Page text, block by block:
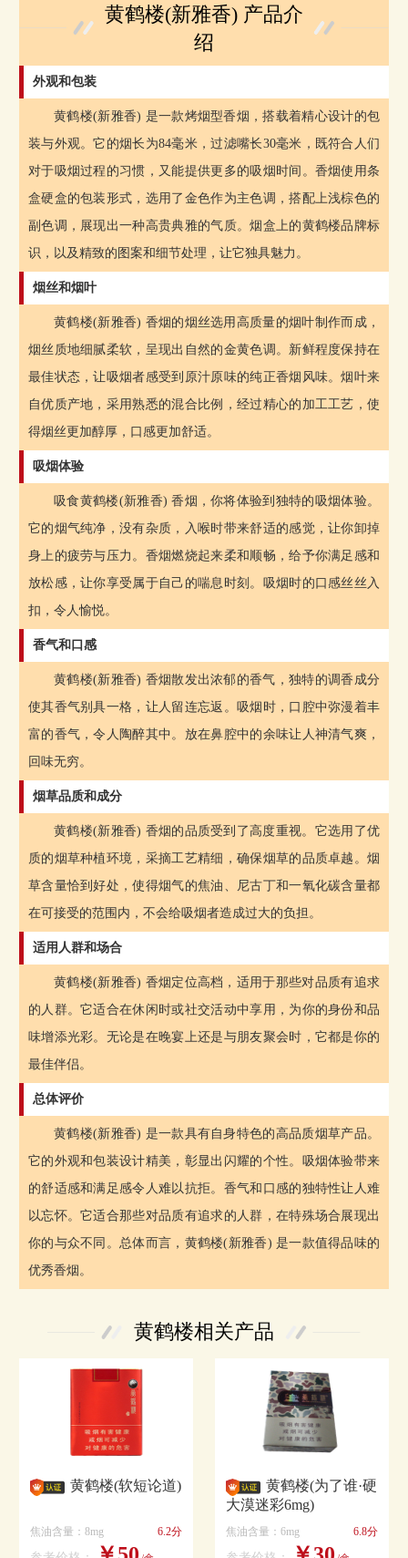
黄鹤楼(新雅香) 产品介
绍
外观和包装
黄鹤楼(新雅香) 是一款烤烟型香烟，搭载着精心设计的包
装与外观。它的烟长为84毫米，过滤嘴长30毫米，既符合人们
对于吸烟过程的习惯，又能提供更多的吸烟时间。香烟使用条
盒硬盒的包装形式，选用了金色作为主色调，搭配上浅棕色的
副色调，展现出一种高贵典雅的气质。烟盒上的黄鹤楼品牌标
识，以及精致的图案和细节处理，让它独具魅力。
烟丝和烟叶
黄鹤楼(新雅香) 香烟的烟丝选用高质量的烟叶制作而成，
烟丝质地细腻柔软，呈现出自然的金黄色调。新鲜程度保持在
最佳状态，让吸烟者感受到原汁原味的纯正香烟风味。烟叶来
自优质产地，采用熟悉的混合比例，经过精心的加工工艺，使
得烟丝更加醇厚，口感更加舒适。
吸烟体验
吸食黄鹤楼(新雅香) 香烟，你将体验到独特的吸烟体验。
它的烟气纯净，没有杂质，入喉时带来舒适的感觉，让你卸掉
身上的疲劳与压力。香烟燃烧起来柔和顺畅，给予你满足感和
放松感，让你享受属于自己的喘息时刻。吸烟时的口感丝丝入
扣，令人愉悦。
香气和口感
黄鹤楼(新雅香) 香烟散发出浓郁的香气，独特的调香成分
使其香气别具一格，让人留连忘返。吸烟时，口腔中弥漫着丰
富的香气，令人陶醉其中。放在鼻腔中的余味让人神清气爽，
回味无穷。
烟草品质和成分
黄鹤楼(新雅香) 香烟的品质受到了高度重视。它选用了优
质的烟草种植环境，采摘工艺精细，确保烟草的品质卓越。烟
草含量恰到好处，使得烟气的焦油、尼古丁和一氧化碳含量都
在可接受的范围内，不会给吸烟者造成过大的负担。
适用人群和场合
黄鹤楼(新雅香) 香烟定位高档，适用于那些对品质有追求
的人群。它适合在休闲时或社交活动中享用，为你的身份和品
味增添光彩。无论是在晚宴上还是与朋友聚会时，它都是你的
最佳伴侣。
总体评价
黄鹤楼(新雅香) 是一款具有自身特色的高品质烟草产品。
它的外观和包装设计精美，彰显出闪耀的个性。吸烟体验带来
的舒适感和满足感令人难以抗拒。香气和口感的独特性让人难
以忘怀。它适合那些对品质有追求的人群，在特殊场合展现出
你的与众不同。总体而言，黄鹤楼(新雅香) 是一款值得品味的
优秀香烟。
黄鹤楼相关产品
黄鹤楼(软短论道)
焦油含量：8mg 6.2分
黄鹤楼(为了谁·硬
大漠迷彩6mg)
焦油含量：6mg 6.8分